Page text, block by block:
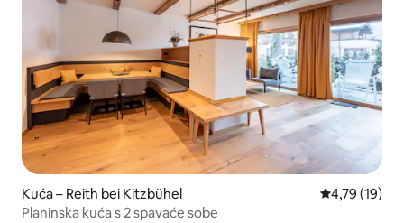
Kuća – Reith bei Kitzbühel Prosječna
4,79 (19)
Planinska kuća s 2 spavaće sobe